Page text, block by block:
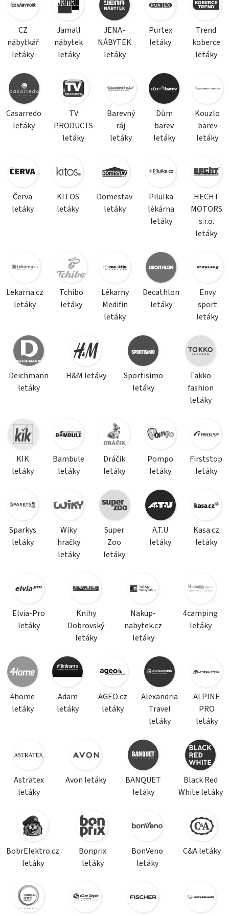
CZ
nábytkář
letáky
Jamall
nábytek
letáky
JENA-
NÁBYTEK
letáky
Purtex
letáky
Trend
koberce
letáky
Casarredo
letáky
TV
PRODUCTS
letáky
Barevný
ráj
letáky
Dům
barev
letáky
Kouzlo
barev
letáky
Červa
letáky
KITOS
letáky
Domestav
letáky
Pilulka
lékárna
letáky
HECHT
MOTORS
s.r.o.
letáky
Lekarna.cz
letáky
Tchibo
letáky
Lékarny
Medifin
letáky
Decathlon
letáky
Envy
sport
letáky
Deichmann
letáky
H&M letáky
Sportisimo
letáky
Takko
fashion
letáky
KIK
letáky
Bambule
letáky
Dráčik
letáky
Pompo
letáky
Firststop
letáky
Sparkys
letáky
Wiky
hračky
letáky
Super
Zoo
letáky
A.T.U
letáky
Kasa.cz
letáky
Elvia-Pro
letáky
Knihy
Dobrovský
letáky
Nakup-
nabytek.cz
letáky
4camping
letáky
4home
letáky
Adam
letáky
AGEO.cz
letáky
Alexandria
Travel
letáky
ALPINE
PRO
letáky
Astratex
letáky
Avon letáky
BANQUET
letáky
Black Red
White letáky
BobrElektro.cz
letáky
Bonprix
letáky
BonVeno
letáky
C&A letáky